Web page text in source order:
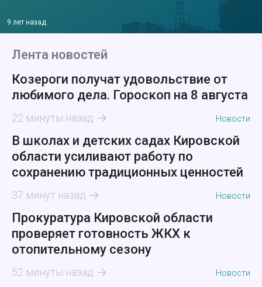
9 лет назад
Лента новостей
Козероги получат удовольствие от
любимого дела. Гороскоп на 8 августа
22 минуты назад Новости
В школах и детских садах Кировской
области усиливают работу по
сохранению традиционных ценностей
37 минут назад Новости
Прокуратура Кировской области
проверяет готовность ЖКХ к
отопительному сезону
52 минуты назад Новости